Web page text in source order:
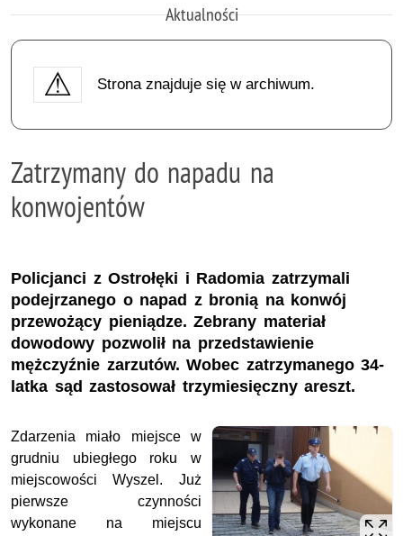
Aktualności
Strona znajduje się w archiwum.
Zatrzymany do napadu na
konwojentów
Policjanci z Ostrołęki i Radomia zatrzymali
podejrzanego o napad z bronią na konwój
przewożący pieniądze. Zebrany materiał
dowodowy pozwolił na przedstawienie
mężczyźnie zarzutów. Wobec zatrzymanego 34-
latka sąd zastosował trzymiesięczny areszt.
Zdarzenia miało miejsce w
grudniu ubiegłego roku w
miejscowości Wyszel. Już
pierwsze czynności
wykonane na miejscu